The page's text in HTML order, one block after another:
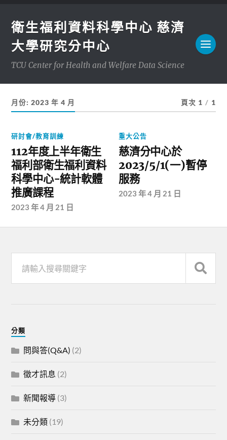
衛生福利資料科學中心 慈濟
大學研究分中心
TCU Center for Health and Welfare Data Science
月份:2023 年 4 月 頁次 1 / 1
研討會/教育訓練
112年度上半年衛生
福利部衛生福利資料
科學中心-統計軟體
推廣課程
2023 年 4 月 21 日
重大公告
慈濟分中心於
2023/5/1(一)暫停
服務
2023 年 4 月 21 日
分類
問與答(Q&A) (2)
徵才訊息 (2)
新聞報導 (3)
未分類 (19)